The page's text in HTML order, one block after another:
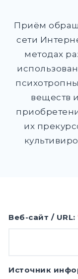
Приём
сети
методах
веществ
их
Веб-сайт / URL:
Источник